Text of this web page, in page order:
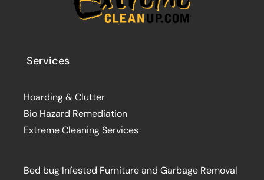
Services
Hoarding & Clutter
Bio Hazard Remediation
Extreme Cleaning Services
Bed bug Infested Furniture and Garbage Removal